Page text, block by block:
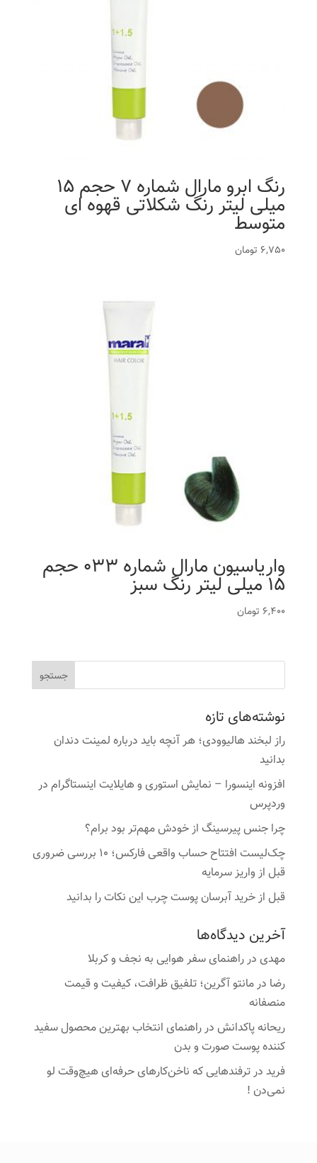
رنگ ابرو مارال شماره 7 حجم 15
میلی لیتر رنگ شکلاتی قهوه ای
متوسط
6,750 تومان
واریاسیون مارال شماره 033 حجم
15 میلی لیتر رنگ سبز
6,400 تومان
نوشته‌های تازه
راز لبخند هالیوودی؛ هر آنچه باید درباره لمینت دندان
بدانید
افزونه اینسورا – نمایش استوری و هایلایت اینستاگرام در
وردپرس
چرا جنس پیرسینگ از خودش مهم‌تر بود برام؟
چک‌لیست افتتاح حساب واقعی فارکس؛ ۱۰ بررسی ضروری
قبل از واریز سرمایه
قبل از خرید آبرسان پوست چرب این نکات را بدانید
آخرین دیدگاه‌ها
مهدیدرراهنمای سفر هوایی به نجف و کربلا
رضا درمانتو آگرین؛ تلفیق ظرافت، کیفیت و قیمت
منصفانه
ریحانه پاکدانشدرراهنمای انتخاب بهترین محصول سفید
کننده پوست صورت و بدن
فریددرترفندهایی که ناخن‌کارهای حرفه‌ای هیچ‌وقت لو
نمی‌دن !